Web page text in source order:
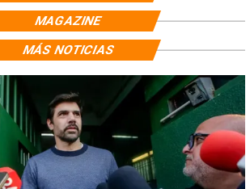
MAGAZINE
MÁS NOTICIAS